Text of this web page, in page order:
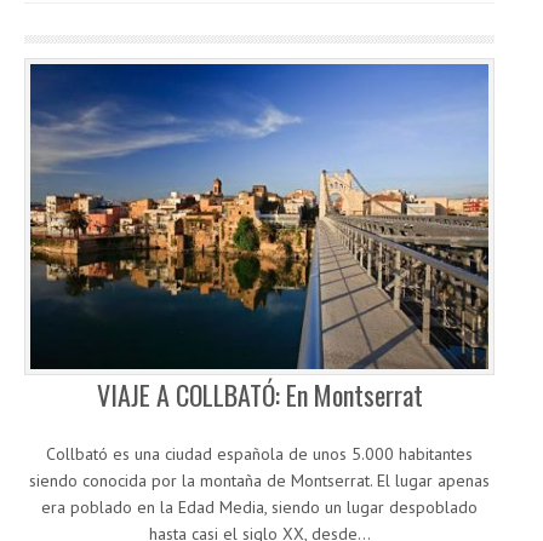
VIAJE A COLLBATÓ: En Montserrat
Collbató es una ciudad española de unos 5.000 habitantes
siendo conocida por la montaña de Montserrat. El lugar apenas
era poblado en la Edad Media, siendo un lugar despoblado
hasta casi el siglo XX, desde…